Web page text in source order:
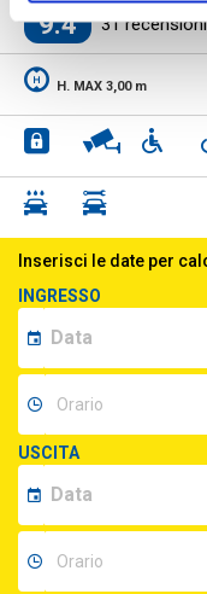
9.4 31
H. MAX 3,00 m
Inserisci le date per
INGRESSO
USCITA